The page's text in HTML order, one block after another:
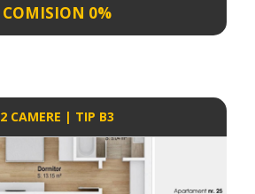
COMISION 0%
2 CAMERE | TIP B3